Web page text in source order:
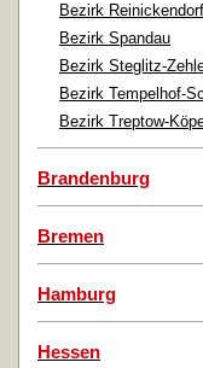
Bezirk Reinickendorf
Bezirk Spandau
Bezirk Steglitz-
Bezirk Tempelhof-
Bezirk Treptow-
Brandenburg
Bremen
Hamburg
Hessen